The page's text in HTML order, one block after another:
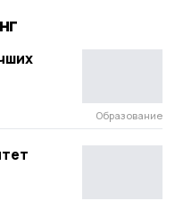
Образование